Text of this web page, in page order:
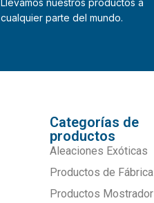
Llevamos nuestros productos a
cualquier parte del mundo.
Categorías de
productos
Aleaciones Exóticas
Productos de Fábrica
Productos Mostrador